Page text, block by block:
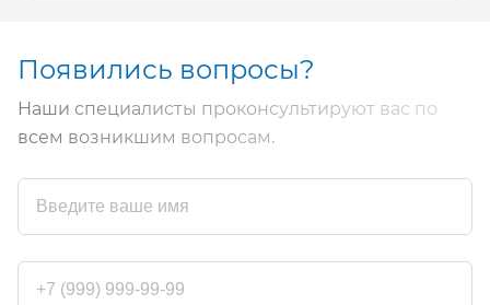
Появились вопросы?
Наши специалисты проконсультируют вас по
всем возникшим вопросам.